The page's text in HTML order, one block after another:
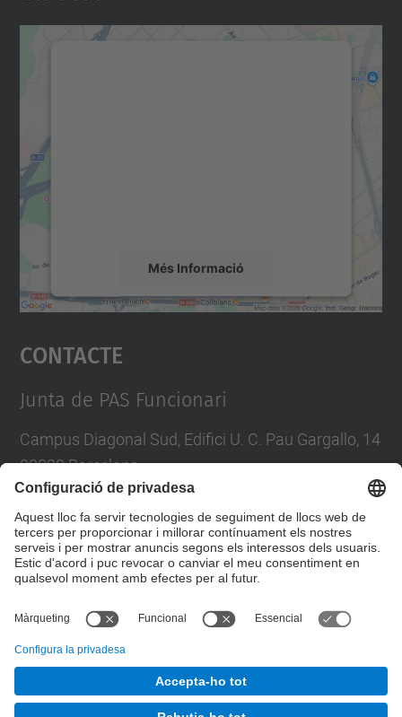
Més Informació
Accepta
powered by
Contacte
Junta de PAS Funcionari
Campus Diagonal Sud, Edifici U. C. Pau Gargallo, 14
08028 Barcelona
E-mail :junta.pasf@upc.edu
Formulari de contacte
Junta PAS Funcionari